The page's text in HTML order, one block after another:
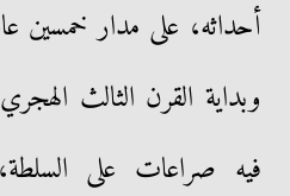
أحداثه، على مدار خمسين
وبداية القرن الثالث
فيه صراعات على